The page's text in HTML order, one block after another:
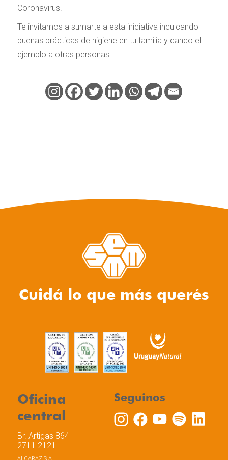
Coronavirus.
Te invitamos a sumarte a esta iniciativa inculcando
buenas prácticas de higiene en tu familia y dando el
ejemplo a otras personas.
Cuidá lo que más querés
Oficina
central
Br. Artigas 864
2711 2121
Seguinos